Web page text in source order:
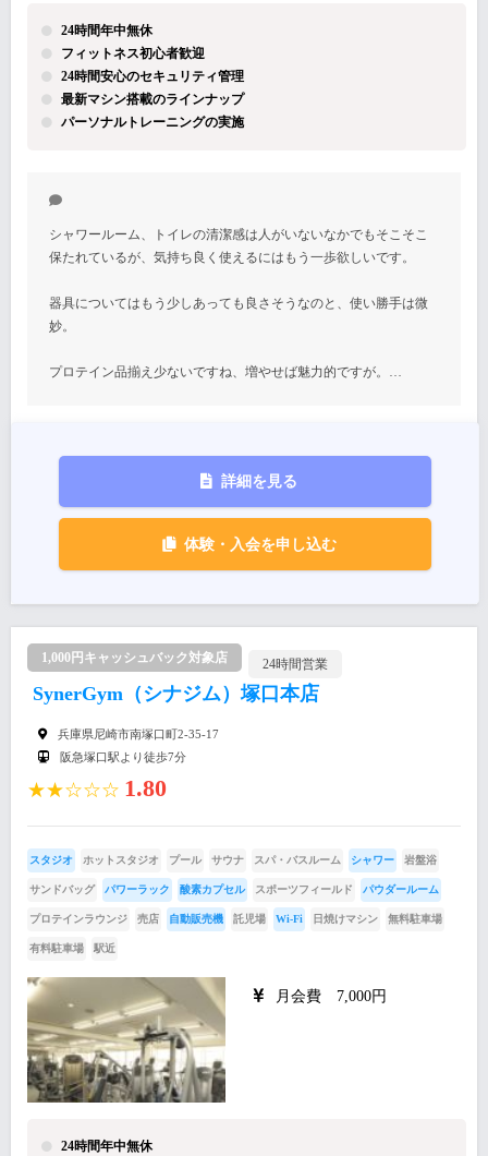
24時間年中無休
フィットネス初心者歓迎
24時間安心のセキュリティ管理
最新マシン搭載のラインナップ
パーソナルトレーニングの実施
シャワールーム、トイレの清潔感は人がいないなかでもそこそこ
保たれているが、気持ち良く使えるにはもう一歩欲しいです。
器具についてはもう少しあっても良さそうなのと、使い勝手は微
妙。
プロテイン品揃え少ないですね、増やせば魅力的ですが。…
詳細を見る
体験・入会を申し込む
1,000円キャッシュバック対象店 24時間営業
SynerGym（シナジム）塚口本店
兵庫県尼崎市南塚口町2-35-17
阪急塚口駅より徒歩7分
★★☆☆☆ 1.80
スタジオ ホットスタジオ プール サウナ スパ・バスルーム シャワー 岩盤浴
サンドバッグ パワーラック 酸素カプセル スポーツフィールド パウダールーム
プロテインラウンジ 売店 自動販売機 託児場 Wi-Fi 日焼けマシン 無料駐車場
有料駐車場 駅近
月会費 7,000円
24時間年中無休